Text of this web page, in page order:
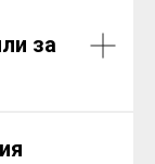
за